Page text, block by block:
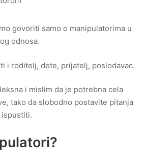
govoriti samo o manipulatorima u
odnosa.
i roditelj, dete, prijatelj, poslodavac.
i mislim da je potrebna cela
tako da slobodno postavite pitanja